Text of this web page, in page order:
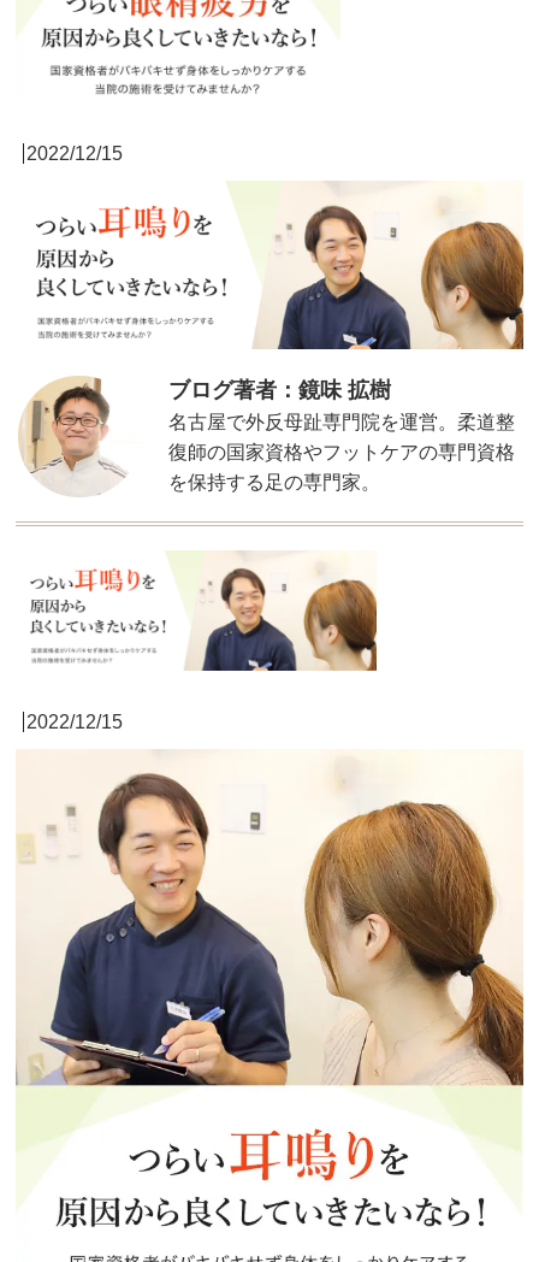
2022/12/15
ブログ著者：鏡味 拡樹
名古屋で外反母趾専門院を運営。柔道整
復師の国家資格やフットケアの専門資格
を保持する足の専門家。
2022/12/15